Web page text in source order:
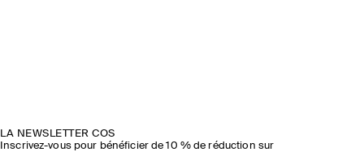
LA NEWSLETTER COS
Inscrivez-vous pour bénéficier de 10 % de réduction sur